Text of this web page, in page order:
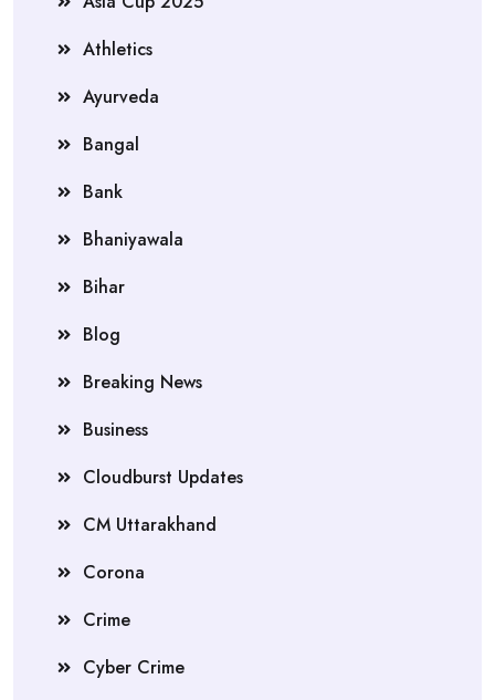
Athletics
Ayurveda
Bangal
Bank
Bhaniyawala
Bihar
Blog
Breaking News
Business
Cloudburst Updates
CM Uttarakhand
Corona
Crime
Cyber Crime